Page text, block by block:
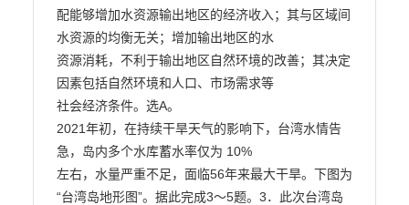
配能够增加水资源输出地区的经济收入；其与区域间
水资源的均衡无关；增加输出地区的水
资源消耗，不利于输出地区自然环境的改善；其决定
因素包括自然环境和人口、市场需求等
社会经济条件。选A。
2021年初，在持续干旱天气的影响下，台湾水情告
急，岛内多个水库蓄水率仅为 10%
左右，水量严重不足，面临56年来最大干旱。下图为
“台湾岛地形图”。据此完成3～5题。3．此次台湾岛